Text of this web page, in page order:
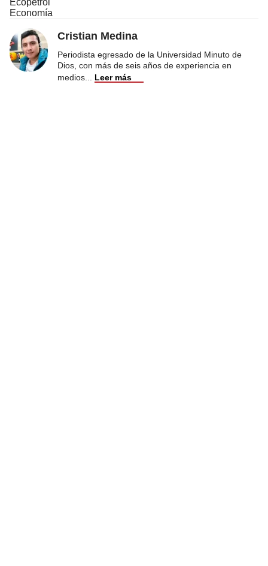
Economía
Cristian Medina
Periodista egresado de la Universidad Minuto de
Dios, con más de seis años de experiencia en
medios
Leer más